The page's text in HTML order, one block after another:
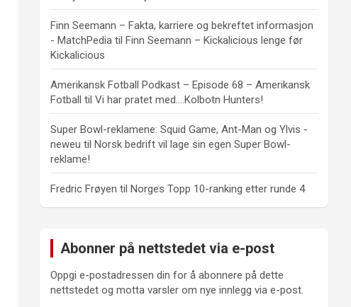
Finn Seemann – Fakta, karriere og bekreftet informasjon
- MatchPedia tilFinn Seemann – Kickalicious lenge før
Kickalicious
Amerikansk Fotball Podkast – Episode 68 – Amerikansk
Fotball tilVi har pratet med….Kolbotn Hunters!
Super Bowl-reklamene: Squid Game, Ant-Man og Ylvis -
neweu tilNorsk bedrift vil lage sin egen Super Bowl-
reklame!
Fredric Frøyen tilNorges Topp 10-ranking etter runde 4
Abonner på nettstedet via e-post
Oppgi e-postadressen din for å abonnere på dette
nettstedet og motta varsler om nye innlegg via e-post.